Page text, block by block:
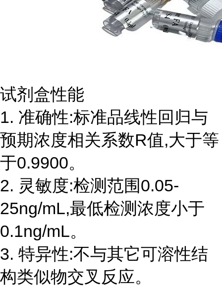
试剂盒性能
1. 准确性:标准品线性回归与
预期浓度相关系数R值,大于等
于0.9900。
2. 灵敏度:检测范围0.05-
25ng/mL,最低检测浓度小于
0.1ng/mL。
3. 特异性:不与其它可溶性结
构类似物交叉反应。